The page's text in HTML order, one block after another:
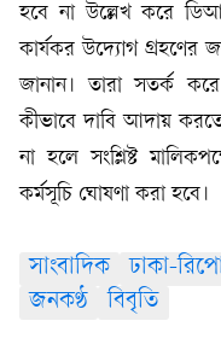
হবে না উল্লেখ করে
কার্যকর উদ্যোগ গ্রহণের
জানান। তারা সতর্ক
কীভাবে দাবি আদায় করতে
না হলে সংশ্লিষ্ট
কর্মসূচি ঘোষণা করা হবে।
সাংবাদিক ঢাকা-
জনকণ্ঠ
বিবৃতি